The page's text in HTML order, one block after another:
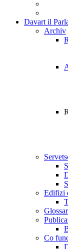
Davart il
Archiv
Edifizi
Co